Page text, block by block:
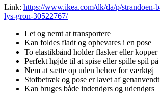
Link: https://www.ikea.com/dk/da/p/strandoen-
lys-gron-30522767/
Let og nemt at transportere
Kan foldes fladt og opbevares i en pose
To elastikbånd holder flasker eller kopper
Perfekt højde til at spise eller spille spil på
Nem at sætte op uden behov for værktøj
Stofbetræk og pose er lavet af
Kan bruges både indendørs og udendørs